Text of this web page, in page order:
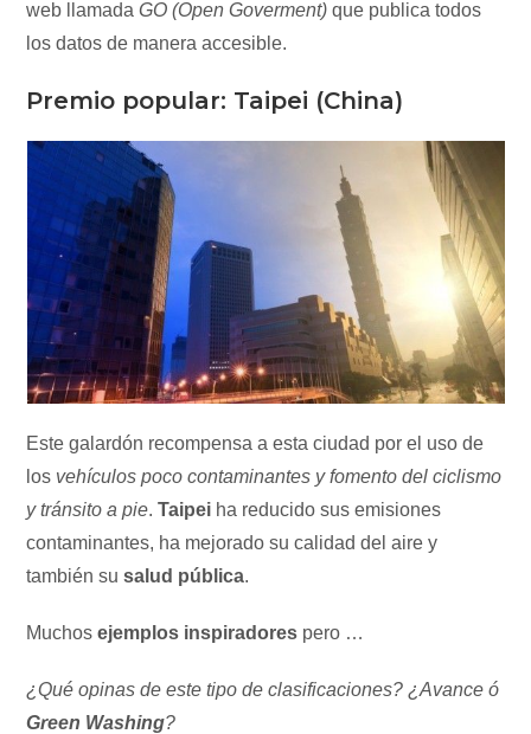
web llamadaGO (Open Goverment) que publica todos
los datos de manera accesible.
Premio popular: Taipei (China)
Este galardón recompensa a esta ciudad por el uso de
los vehículos poco contaminantes y fomento del ciclismo
y tránsito a pie.Taipei ha reducido sus emisiones
contaminantes, ha mejorado su calidad del aire y
también susalud pública.
Muchosejemplos inspiradores pero …
¿Qué opinas de este tipo de clasificaciones? ¿Avance ó
Green Washing?